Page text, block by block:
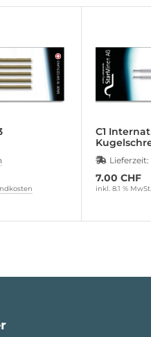
C1
Lieferzeit:
7.00 CHF
inkl. 8.1 %